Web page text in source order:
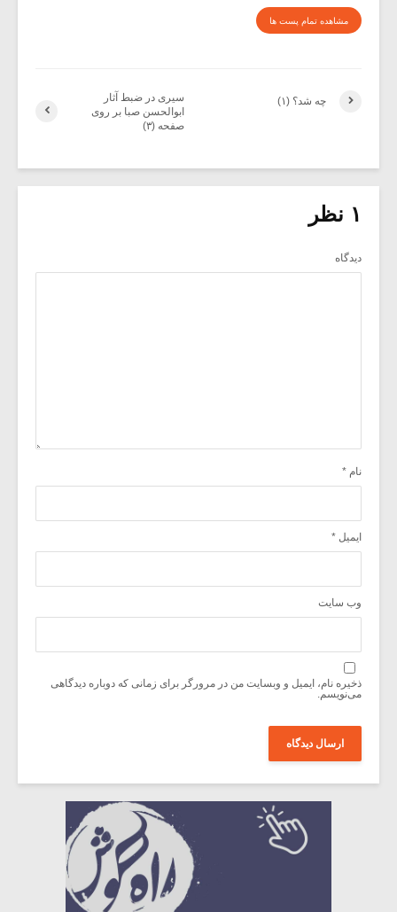
مشاهده تمام پست ها
سیری در ضبط آثار
ابوالحسن صبا بر روی
صفحه (۳)
چه شد؟ (۱)
۱ نظر
دیدگاه
نام *
ایمیل *
وب‌ سایت
ذخیره نام، ایمیل و وبسایت من در مرورگر برای زمانی که دوباره دیدگاهی
می‌نویسم.